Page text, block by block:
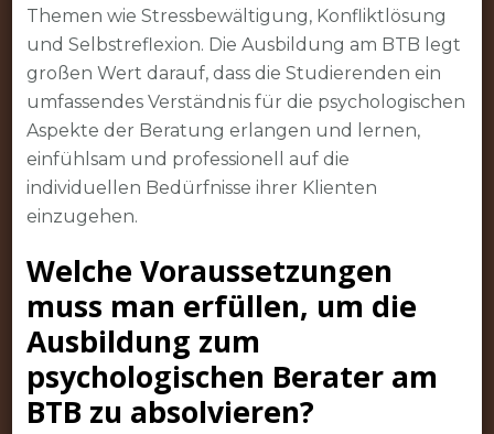
Themen wie Stressbewältigung, Konfliktlösung
und Selbstreflexion. Die Ausbildung am BTB legt
großen Wert darauf, dass die Studierenden ein
umfassendes Verständnis für die psychologischen
Aspekte der Beratung erlangen und lernen,
einfühlsam und professionell auf die
individuellen Bedürfnisse ihrer Klienten
einzugehen.
Welche Voraussetzungen
muss man erfüllen, um die
Ausbildung zum
psychologischen Berater am
BTB zu absolvieren?